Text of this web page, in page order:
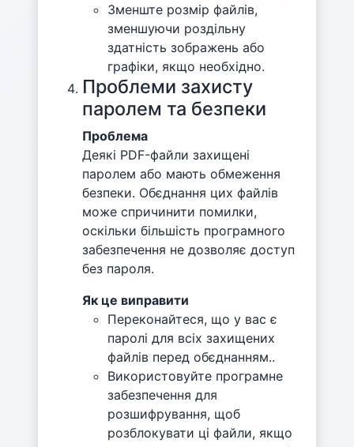
Зменште розмір файлів,
зменшуючи роздільну
здатність зображень або
графіки, якщо необхідно.
Проблеми захисту
паролем та безпеки
Проблема
Деякі PDF-файли захищені
паролем або мають обмеження
безпеки. Обєднання цих файлів
може спричинити помилки,
оскільки більшість програмного
забезпечення не дозволяє доступ
без пароля.
Як це виправити
Переконайтеся, що у вас є
паролі для всіх захищених
файлів перед обєднанням..
Використовуйте програмне
забезпечення для
розшифрування, щоб
розблокувати ці файли, якщо